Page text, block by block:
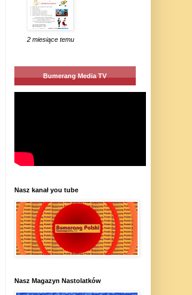
2 miesiące temu
Bumerang Media TV
Nasz kanał you tube
Nasz Magazyn Nastolatków